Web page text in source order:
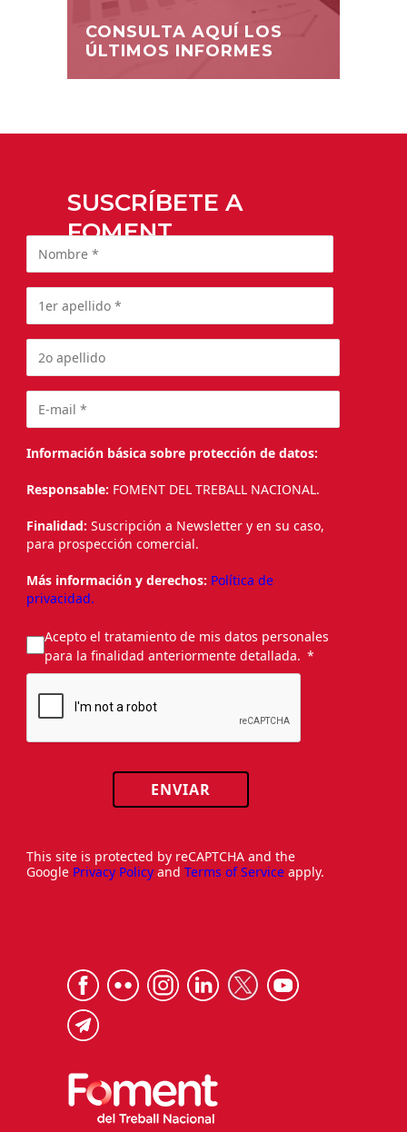
CONSULTA AQUÍ LOS
ÚLTIMOS INFORMES
SUSCRÍBETE A
FOMENT
Información básica sobre protección de datos:
Responsable: FOMENT DEL TREBALL NACIONAL.
Finalidad: Suscripción a Newsletter y en su caso,
para prospección comercial.
Más información y derechos: Política de
privacidad.
Acepto el tratamiento de mis datos personales
para la finalidad anteriormente detallada.
ENVIAR
This site is protected by reCAPTCHA and the
Google Privacy Policy and Terms of Service apply.